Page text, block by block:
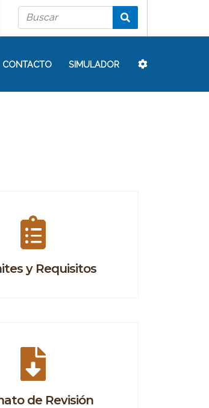
CONTACTO SIMULADOR
y Requisitos
de Revisión